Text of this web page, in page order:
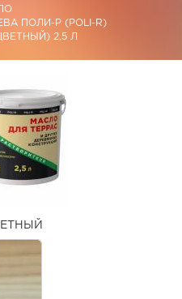
ПОЛИ-Р (POLI-R)
2,5 Л